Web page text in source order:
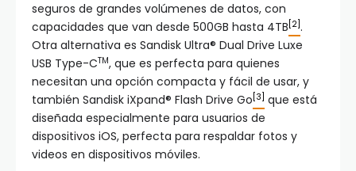
seguros de grandes volúmenes de datos, con
capacidades que van desde 500GB hasta 4TB [2] .
Otra alternativa es Sandisk Ultra® Dual Drive Luxe
USB Type-CTM, que es perfecta para quienes
necesitan una opción compacta y fácil de usar, y
también Sandisk iXpand® Flash Drive Go [3] que está
diseñada especialmente para usuarios de
dispositivos iOS, perfecta para respaldar fotos y
videos en dispositivos móviles.